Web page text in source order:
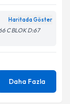
Haritada Göster
C BLOK D:67
Daha Fazla